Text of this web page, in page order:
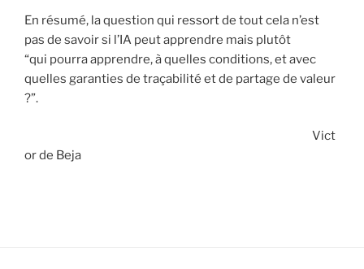
En résumé, la question qui ressort de tout cela n’est
pas de savoir si l’IA peut apprendre mais plutôt
“qui pourra apprendre, à quelles conditions, et avec
quelles garanties de traçabilité et de partage de valeur
?”.
Vict
or de Beja